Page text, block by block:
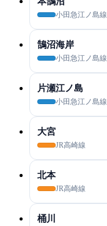
小田急江ノ島線
鵠沼海岸
小田急江ノ島線
片瀬江ノ島
小田急江ノ島線
大宮
JR高崎線
北本
JR高崎線
桶川